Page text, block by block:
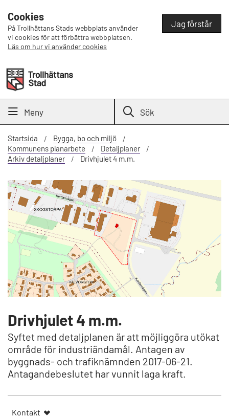
Cookies
På Trollhättans Stads webbplats använder
vi cookies för att förbättra webbplatsen.
Läs om hur vi använder cookies
Jag förstår
Meny Sök
Startsida
Bygga, bo och miljö
Kommunens planarbete
Detaljplaner
Arkiv detaljplaner
Drivhjulet 4 m.m.
Drivhjulet 4 m.m.
Syftet med detaljplanen är att möjliggöra utökat
område för industriändamål. Antagen av
byggnads- och trafiknämnden 2017-06-21.
Antagandebeslutet har vunnit laga kraft.
Kontakt